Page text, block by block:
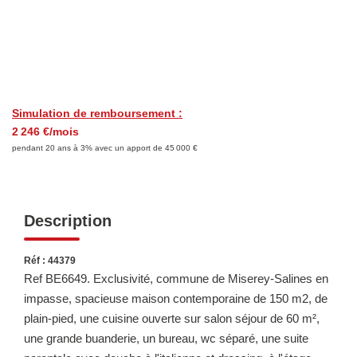
Confiez-Nous La Recherche De Votre Location
Nos Agences
Nos Agents
Simulation de remboursement :
2 246 €/mois
pendant 20 ans à 3% avec un apport de 45 000 €
Description
Réf : 44379
Ref BE6649. Exclusivité, commune de Miserey-Salines en
impasse, spacieuse maison contemporaine de 150 m2, de
plain-pied, une cuisine ouverte sur salon séjour de 60 m²,
une grande buanderie, un bureau, wc séparé, une suite